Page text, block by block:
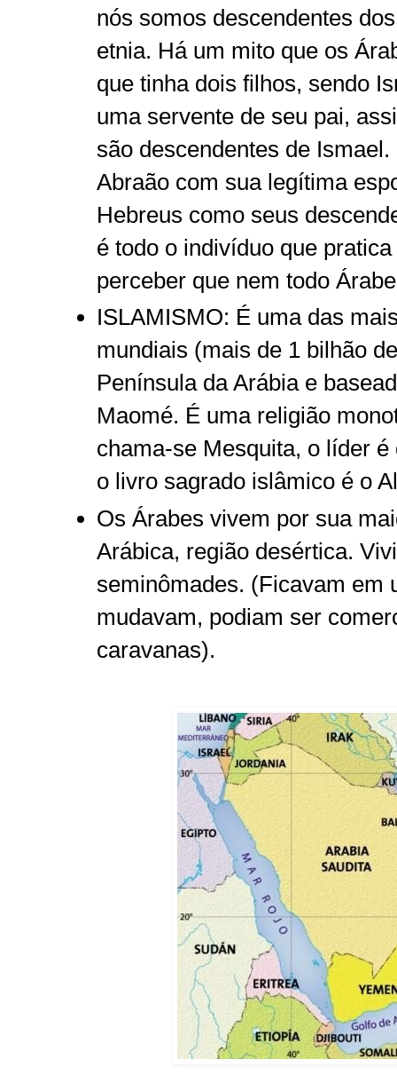
nós somos descendentes
etnia. Há um mito que os
que tinha dois filhos, sendo
uma servente de seu pai,
são descendentes de
Abraão com sua legítima
Hebreus como seus
é todo o indivíduo que
perceber que nem todo
ISLAMISMO: É uma das
mundiais (mais de 1 bilhão
Península da Arábia e
Maomé. É uma religião
chama-se Mesquita, o líder
o livro sagrado islâmico é o
Os Árabes vivem por sua
Arábica, região desértica.
seminômades. (Ficavam em
mudavam, podiam ser
caravanas).